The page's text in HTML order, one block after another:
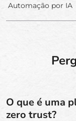
Automação por IA
O que é uma
zero trust?